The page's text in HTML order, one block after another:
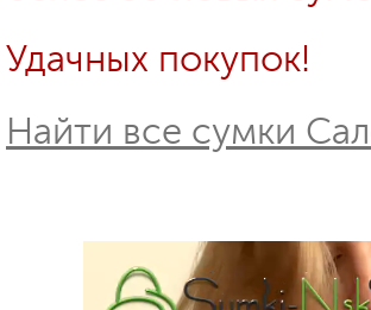
Удачных покупок!
Найти все сумки